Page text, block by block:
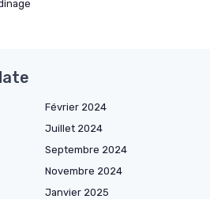
Février 2024
Juillet 2024
Septembre 2024
Novembre 2024
Janvier 2025